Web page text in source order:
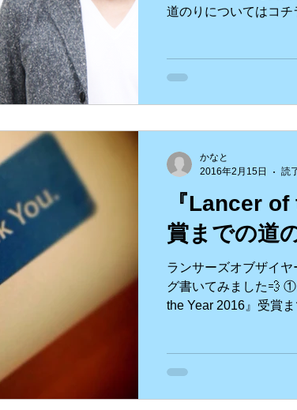
道のりについてはコチ
『Lancer
賞までの道
ランサーズオブザイ
グ書いてみました💨
the Year 2016』受賞
かなと
2016年2月15日
読